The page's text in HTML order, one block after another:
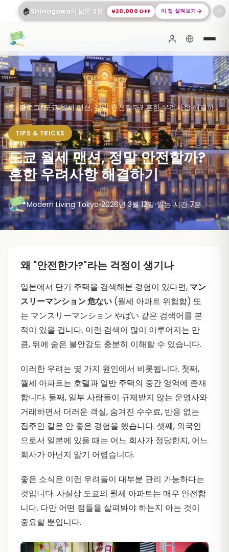
🏠 Shinagawa의 넓은 2침실 아파트 ¥20,000 OFF 이 집 살펴보기 ✕
홈/블로그/도쿄 월세 맨션, 정말 안전할까? 흔한 우려사항 해결하...
TIPS & TRICKS
도쿄 월세 맨션, 정말 안전할까?
흔한 우려사항 해결하기
Modern Living Tokyo•2026년 3월 12일•읽는 시간 7분
왜 "안전한가?"라는 걱정이 생기나
일본에서 단기 주택을 검색해본 경험이 있다면, マン
スリーマンション 危ない (월세 아파트 위험함) 또
는 マンスリーマンション やばい 같은 검색어를 본
적이 있을 겁니다. 이런 검색이 많이 이루어지는 만
큼, 뒤에 숨은 불안감도 충분히 이해할 수 있습니다.
이러한 우려는 몇 가지 원인에서 비롯됩니다. 첫째,
월세 아파트는 호텔과 일반 주택의 중간 영역에 존재
합니다. 둘째, 일부 사람들이 규제받지 않는 운영사와
거래하면서 더러운 객실, 숨겨진 수수료, 반응 없는
집주인 같은 안 좋은 경험을 했습니다. 셋째, 외국인
으로서 일본에 있을 때는 어느 회사가 정당한지, 어느
회사가 아닌지 알기 어렵습니다.
좋은 소식은 이런 우려들이 대부분 관리 가능하다는
것입니다. 사실상 도쿄의 월세 아파트는 매우 안전합
니다. 다만 어떤 점들을 살펴봐야 하는지 아는 것이
중요할 뿐입니다.